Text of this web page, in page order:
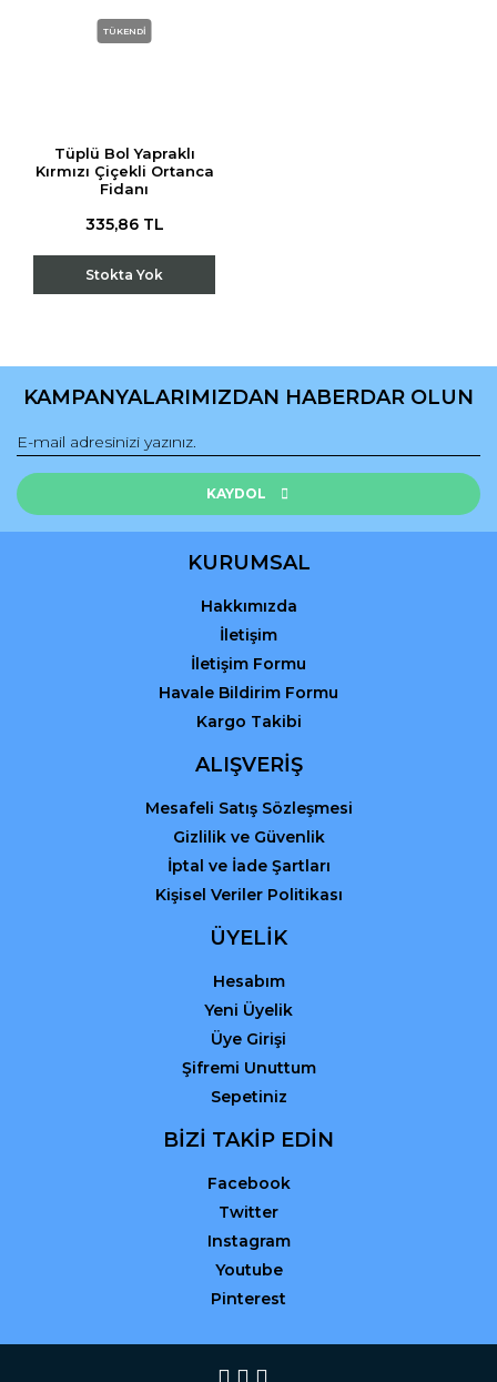
TÜKENDİ
Tüplü Bol Yapraklı
Kırmızı Çiçekli Ortanca
Fidanı
335,86 TL
Stokta Yok
KAMPANYALARIMIZDAN HABERDAR OLUN
KAYDOL
KURUMSAL
Hakkımızda
İletişim
İletişim Formu
Havale Bildirim Formu
Kargo Takibi
ALIŞVERİŞ
Mesafeli Satış Sözleşmesi
Gizlilik ve Güvenlik
İptal ve İade Şartları
Kişisel Veriler Politikası
ÜYELİK
Hesabım
Yeni Üyelik
Üye Girişi
Şifremi Unuttum
Sepetiniz
BİZİ TAKİP EDİN
Facebook
Twitter
Instagram
Youtube
Pinterest